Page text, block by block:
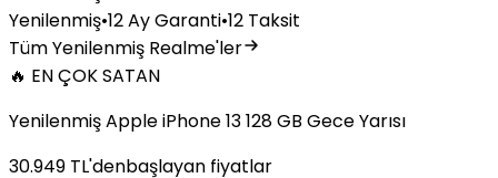
Yenilenmiş•12 Ay Garanti•12 Taksit
Tüm Yenilenmiş Realme'ler
🔥 EN ÇOK SATAN
Yenilenmiş Apple iPhone 13 128 GB Gece Yarısı
30.949 TL'denbaşlayan fiyatlar